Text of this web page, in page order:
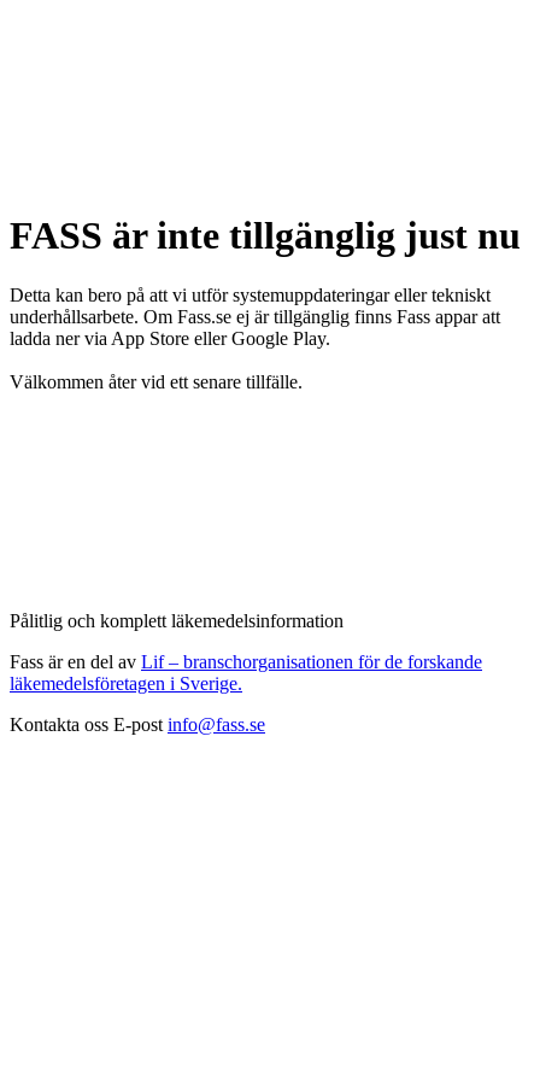
FASS är inte tillgänglig just nu
Detta kan bero på att vi utför systemuppdateringar eller tekniskt
underhållsarbete. Om Fass.se ej är tillgänglig finns Fass appar att
ladda ner via App Store eller Google Play.
Välkommen åter vid ett senare tillfälle.
Pålitlig och komplett läkemedelsinformation
Fass är en del av Lif – branschorganisationen för de forskande
läkemedelsföretagen i Sverige.
Kontakta oss E-post info@fass.se